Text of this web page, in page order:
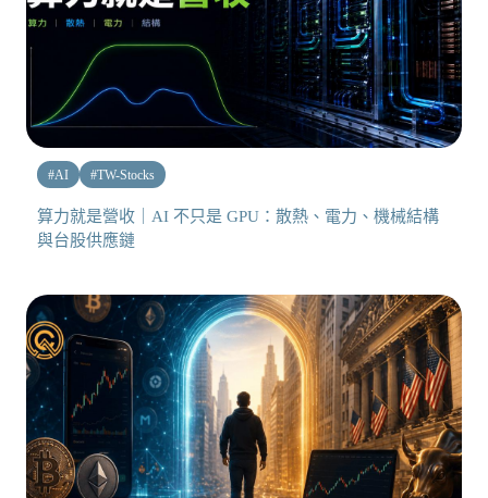
#AI #TW-Stocks
算力就是營收｜AI 不只是 GPU：散熱、電力、機械結構
與台股供應鏈